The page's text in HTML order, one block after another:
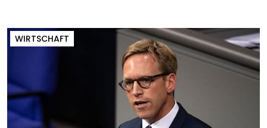
WIRTSCHAFT